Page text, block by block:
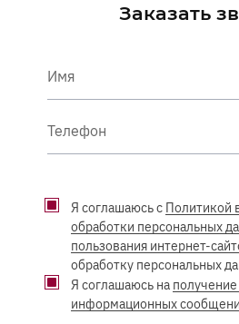
Заказать
Имя
Телефон
Я соглашаюсь с Политикой
обработки персональных
пользования интернет-
обработку персональных
Я соглашаюсь на
информационных